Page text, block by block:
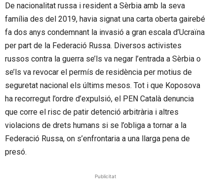
De nacionalitat russa i resident a Sèrbia amb la seva
família des del 2019, havia signat una carta oberta gairebé
fa dos anys condemnant la invasió a gran escala d’Ucraïna
per part de la Federació Russa. Diversos activistes
russos contra la guerra se’ls va negar l’entrada a Sèrbia o
se’ls va revocar el permís de residència per motius de
seguretat nacional els últims mesos. Tot i que Koposova
ha recorregut l’ordre d’expulsió, el PEN Català denuncia
que corre el risc de patir detenció arbitrària i altres
violacions de drets humans si se l’obliga a tornar a la
Federació Russa, on s’enfrontaria a una llarga pena de
presó.
Publicitat